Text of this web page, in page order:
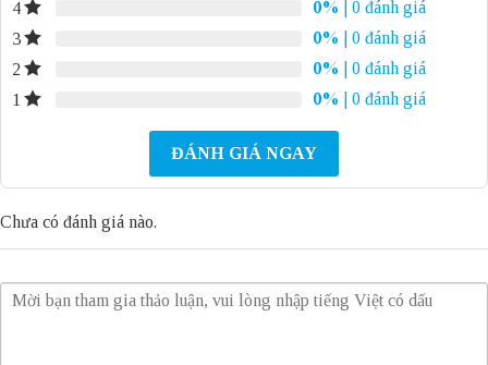
4
0%
| 0 đánh giá
3
0%
| 0 đánh giá
2
0%
| 0 đánh giá
1
0% | 0 đánh giá
ĐÁNH GIÁ NGAY
Chưa có đánh giá nào.